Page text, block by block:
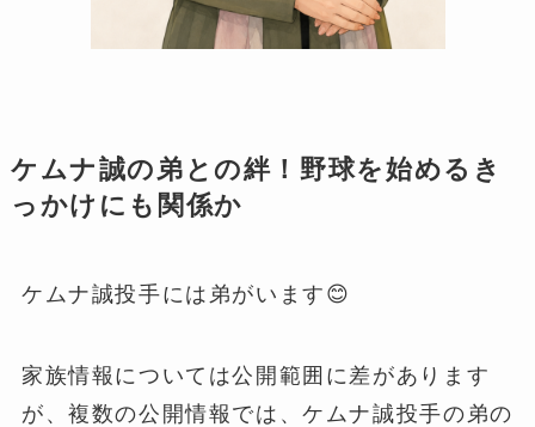
ケムナ誠の弟との絆！野球を始めるき
っかけにも関係か
ケムナ誠投手には弟がいます😊
家族情報については公開範囲に差があります
が、複数の公開情報では、ケムナ誠投手の弟の